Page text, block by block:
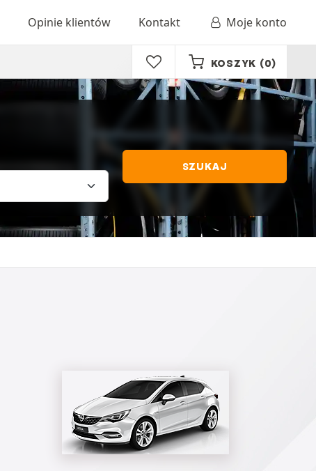
Opinie klientów Kontakt Moje konto
KOSZYK (0)
SZUKAJ